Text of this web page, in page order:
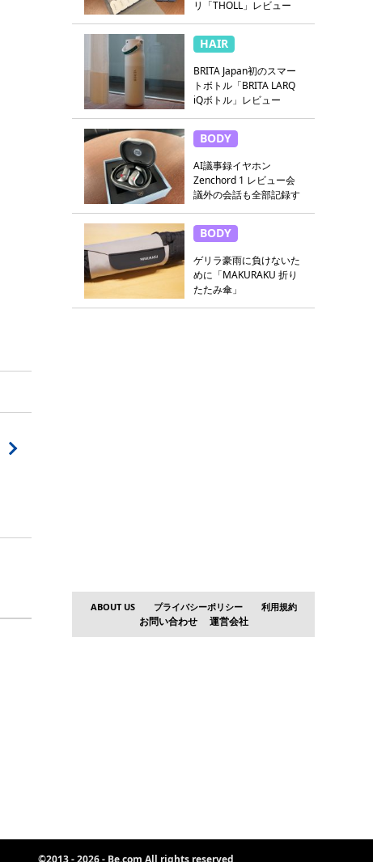
リ「THOLL」レビュー
HAIR
BRITA Japan初のスマー
トボトル「BRITA LARQ
iQボトル」レビュー
BODY
AI議事録イヤホン
Zenchord 1 レビュー会
議外の会話も全部記録す
BODY
ゲリラ豪雨に負けないた
めに「MAKURAKU 折り
たたみ傘」
ABOUT US プライバシーポリシー 利用規約
お問い合わせ 運営会社
©2013 - 2026 - Be.com All rights reserved